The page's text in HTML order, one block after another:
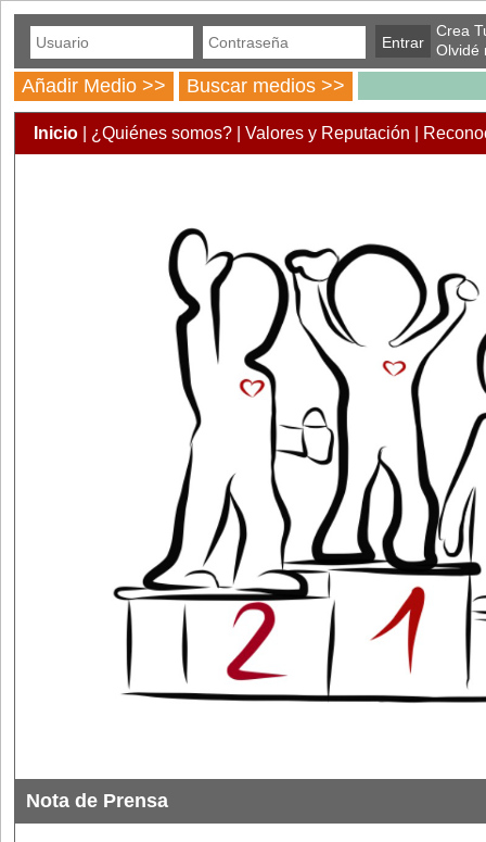
Crea
Olvidé
Añadir Medio >> Buscar medios >>
Inicio ¿Quiénes somos? Valores y Reputación
Nota de Prensa